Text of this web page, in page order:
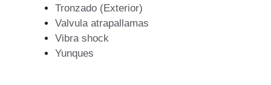
Tronzado (Exterior)
Valvula atrapallamas
Vibra shock
Yunques